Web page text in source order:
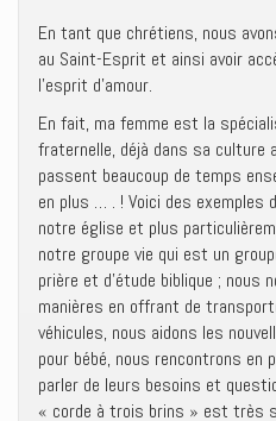
En tant que chrétiens, nous
au Saint-Esprit et ainsi avoir
l’esprit d’amour.
En fait, ma femme est la
fraternelle, déjà dans sa
passent beaucoup de temps
en plus … . ! Voici des exemples
notre église et plus
notre groupe vie qui est un
prière et d’étude biblique ; nous
manières en offrant de
véhicules, nous aidons les
pour bébé, nous rencontrons
parler de leurs besoins et
« corde à trois brins » est très